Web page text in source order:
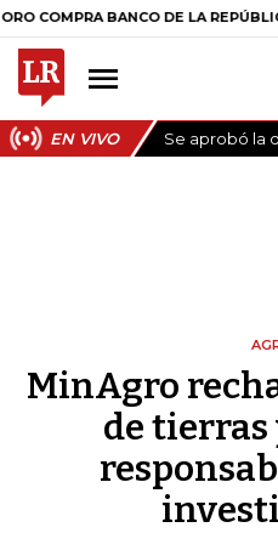
BANCO DE LA REPÚBLICA $
EN VIVO Se aprobó la
MinAgro
de tierras